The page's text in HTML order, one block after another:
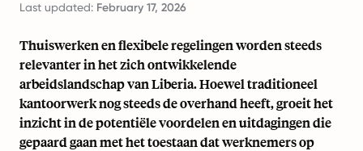
Last updated: February 17, 2026
Thuiswerken en flexibele regelingen worden steeds
relevanter in het zich ontwikkelende
arbeidslandschap van Liberia. Hoewel traditioneel
kantoorwerk nog steeds de overhand heeft, groeit het
inzicht in de potentiële voordelen en uitdagingen die
gepaard gaan met het toestaan dat werknemers op